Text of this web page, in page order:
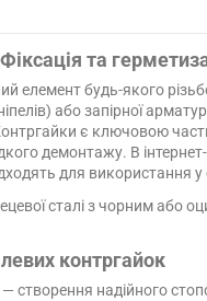
та
елемент будь-якого
або запірної
є ключовою
демонтажу. В
для використання
сталі з чорним або
контргайок
створення надійного